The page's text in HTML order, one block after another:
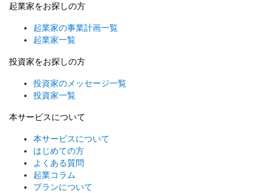
起業家をお探しの方
起業家の事業計画一覧
起業家一覧
投資家をお探しの方
投資家のメッセージ一覧
投資家一覧
本サービスについて
本サービスについて
はじめての方
よくある質問
起業コラム
プランについて